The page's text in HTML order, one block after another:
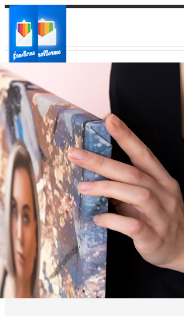
Ваш город:
Ваш регион доставки
Выберите из списка: